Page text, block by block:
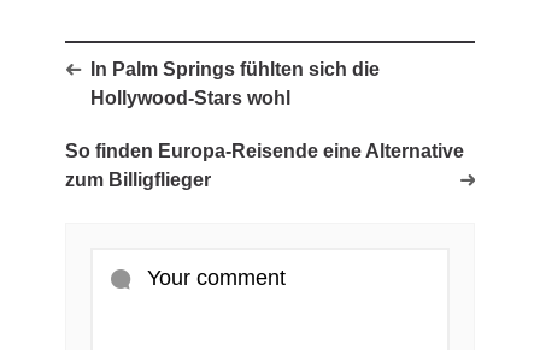
In Palm Springs fühlten sich die
Hollywood-Stars wohl
So finden Europa-Reisende eine Alternative
zum Billigflieger